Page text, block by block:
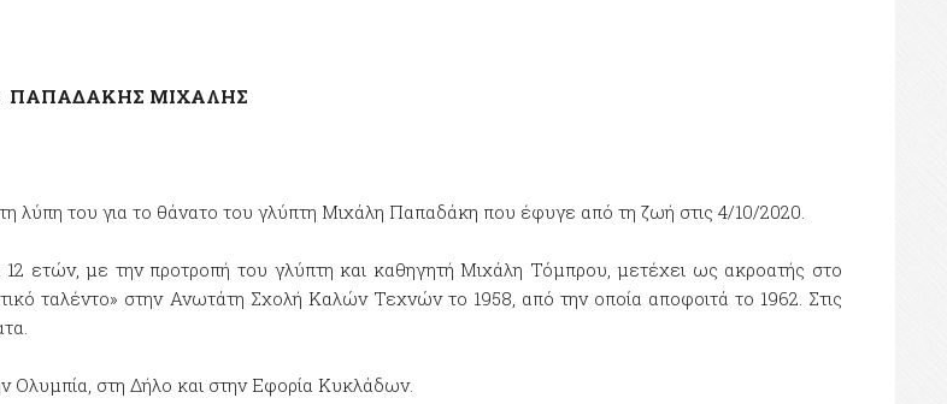
ΜΙΧΑΛΗΣ
λύπη του για το θάνατο του γλύπτη Μιχάλη Παπαδάκη που έφυγε από τη ζωή στις 4/10/2020.
ετών, με την προτροπή του γλύπτη και καθηγητή Μιχάλη Τόμπρου, μετέχει ως ακροατής στο
ταλέντο» στην Ανωτάτη Σχολή Καλών Τεχνών το 1958, από την οποία αποφοιτά το 1962. Στις
Ολυμπία, στη Δήλο και στην Εφορία Κυκλάδων.